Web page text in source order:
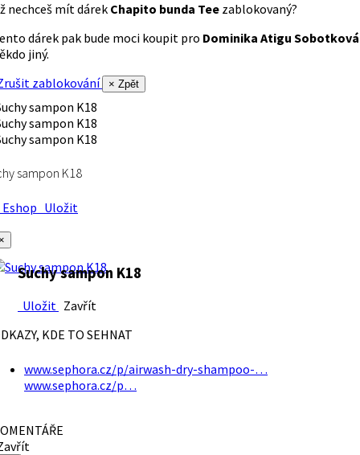
nechceš mít dárek Chapito bunda Tee zablokovaný?
dárek pak bude moci koupit pro Dominika Atigu Sobotková
jiný.
zablokování
× Zpět
sampon K18
Uložit
Suchy sampon K18
Uložit Zavřít
KDE TO SEHNAT
www.sephora.cz/p/airwash-dry-shampoo-…
www.sephora.cz/p…